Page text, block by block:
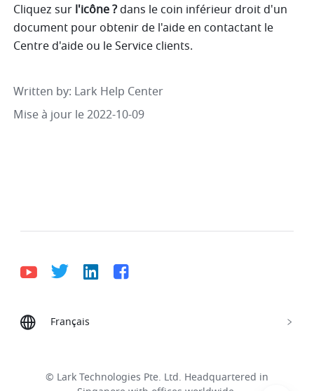
Cliquez sur l'icône ? dans le coin inférieur droit d'un
document pour obtenir de l'aide en contactant le
Centre d'aide ou le Service clients.
Written by: Lark Help Center
Mise à jour le 2022-10-09
Français
Tiếng Việt
ไทย 한국어 日本語 中文
© Lark Technologies Pte. Ltd. Headquartered in